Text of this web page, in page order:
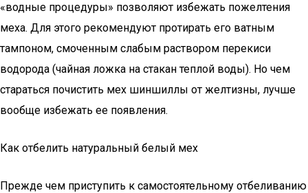
«водные процедуры» позволяют избежать пожелтения
меха. Для этого рекомендуют протирать его ватным
тампоном, смоченным слабым раствором перекиси
водорода (чайная ложка на стакан теплой воды). Но чем
стараться почистить мех шиншиллы от желтизны, лучше
вообще избежать ее появления.
Как отбелить натуральный белый мех
Прежде чем приступить к самостоятельному отбеливанию